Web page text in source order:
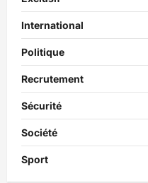
International
Politique
Recrutement
Sécurité
Société
Sport